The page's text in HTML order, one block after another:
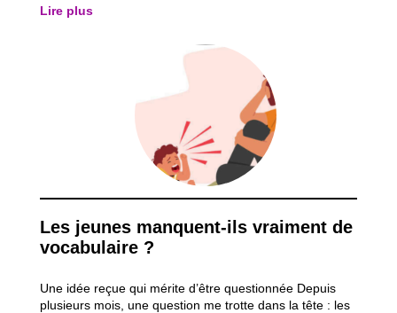
moments peuvent être intenses, parfois éprouvants,
Lire plus
Les jeunes manquent-ils vraiment de
vocabulaire ?
Une idée reçue qui mérite d’être questionnée Depuis
plusieurs mois, une question me trotte dans la tête : les